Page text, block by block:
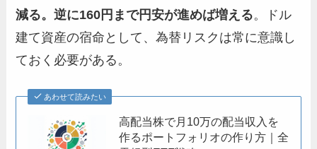
減る。逆に160円まで円安が進めば増える。ドル
建て資産の宿命として、為替リスクは常に意識し
ておく必要がある。
あわせて読みたい
高配当株で月10万の配当収入を
作るポートフォリオの作り方｜全